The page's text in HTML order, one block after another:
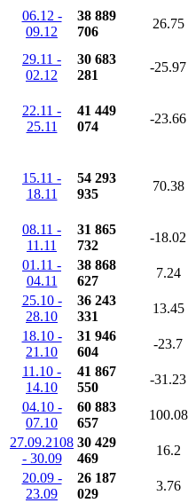
06.12 -
09.12
38 889
706
26.75
29.11 -
02.12
30 683
281
-25.97
22.11 -
25.11
41 449
074
-23.66
15.11 -
18.11
54 293
935
70.38
08.11 -
11.11
31 865
732
-18.02
01.11 -
04.11
38 868
627
7.24
25.10 -
28.10
36 243
331
13.45
18.10 -
21.10
31 946
604
-23.7
11.10 -
14.10
41 867
550
-31.23
04.10 -
07.10
60 883
657
100.08
27.09.2108
- 30.09
30 429
469
16.2
20.09 -
23.09
26 187
029
3.76